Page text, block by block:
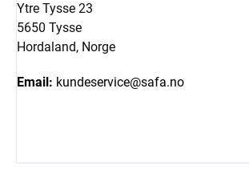
Ytre Tysse 23
5650 Tysse
Hordaland, Norge
Email: kundeservice@safa.no